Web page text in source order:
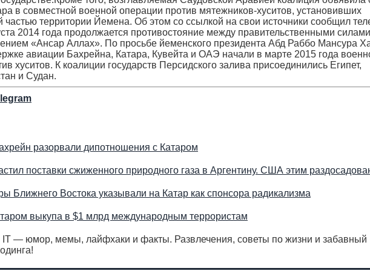
в совместной военной операции против мятежников-хуситов, установивших
частью территории Йемена. Об этом со ссылкой на свои источники сообщил
2014 года продолжается противостояние между правительственными
«Ансар Аллах». По просьбе йеменского президента Абд Раббо Мансура
авиации Бахрейна, Катара, Кувейта и ОАЭ начали в марте 2015 года
хуситов. К коалиции государств Персидского залива присоединились Египет,
и Судан.
разорвали дипотношения с Катаром
поставки сжиженного природного газа в Аргентину. США этим
Ближнего Востока указывали на Катар как спонсора радикализма
выкупа в $1 млрд международным террористам
IT — юмор, мемы, лайфхаки и факты. Развлечения, советы по жизни и забавный